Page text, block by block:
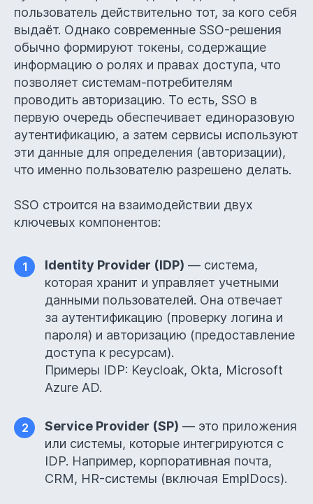
пользователь действительно тот, за кого себя
выдаёт. Однако современные SSO-решения
обычно формируют токены, содержащие
информацию о ролях и правах доступа, что
позволяет системам-потребителям
проводить авторизацию. То есть, SSO в
первую очередь обеспечивает единоразовую
аутентификацию, а затем сервисы используют
эти данные для определения (авторизации),
что именно пользователю разрешено делать.
SSO строится на взаимодействии двух
ключевых компонентов:
1 Identity Provider (IDP) — система,
которая хранит и управляет учетными
данными пользователей. Она отвечает
за аутентификацию (проверку логина и
пароля) и авторизацию (предоставление
доступа к ресурсам).
Примеры IDP: Keycloak, Okta, Microsoft
Azure AD.
2 Service Provider (SP) — это приложения
или системы, которые интегрируются с
IDP. Например, корпоративная почта,
CRM, HR-системы (включая EmplDocs).